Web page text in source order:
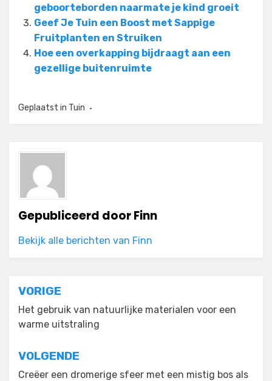
geboorteborden naarmate je kind groeit
Geef Je Tuin een Boost met Sappige
Fruitplanten en Struiken
Hoe een overkapping bijdraagt aan een
gezellige buitenruimte
Geplaatst in Tuin
Gepubliceerd doorFinn
Bekijk alle berichten van Finn
Bericht
navigatie
VORIGE
Het gebruik van natuurlijke materialen voor een
warme uitstraling
VOLGENDE
Creëer een dromerige sfeer met een mistig bos als